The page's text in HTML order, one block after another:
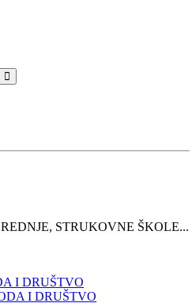
STRUKOVNE ŠKOLE...
I DRUŠTVO